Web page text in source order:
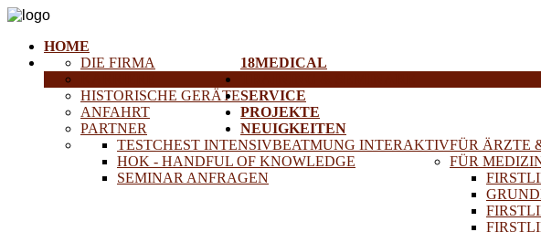
HOME
18MEDICAL
DIE FIRMA
HISTORISCHE GERÄTE
ANFAHRT
PARTNER
FÜR ÄRZTE
TESTCHEST INTENSIVBEATMUNG INTERAKTIV
HOK - HANDFUL OF KNOWLEDGE
SEMINAR ANFRAGEN
FÜR
SERVICE
PROJEKTE
NEUIGKEITEN